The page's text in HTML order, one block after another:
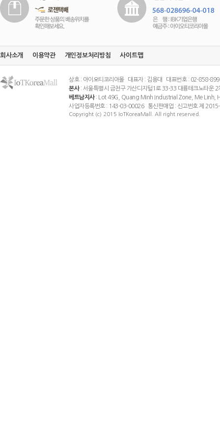
회사소개 이용약관 개인정보처리방침 사이트맵
상호 : 아이오티코리아몰 대표자 : 김용대 대표번호 : 02-858-
본사: 서울특별시 금천구 가산디지털1로 33-33 대륭테크노타운
베트남지사: Lot 49G, Quang Minh Industrial Zone, Me Linh,
사업자등록번호 : 143-03-00026 통신판매업 : 신고번호 제
Copyright (c) 2015 IoTKoreaMall. All right reserved.